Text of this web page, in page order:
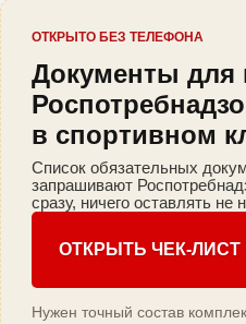
ОТКРЫТО БЕЗ ТЕЛЕФОНА
Документы для
в спортивном
Список обязательных
запрашивают
сразу, ничего оставлять не
ОТКРЫТЬ ЧЕК-ЛИСТ
Нужен точный состав